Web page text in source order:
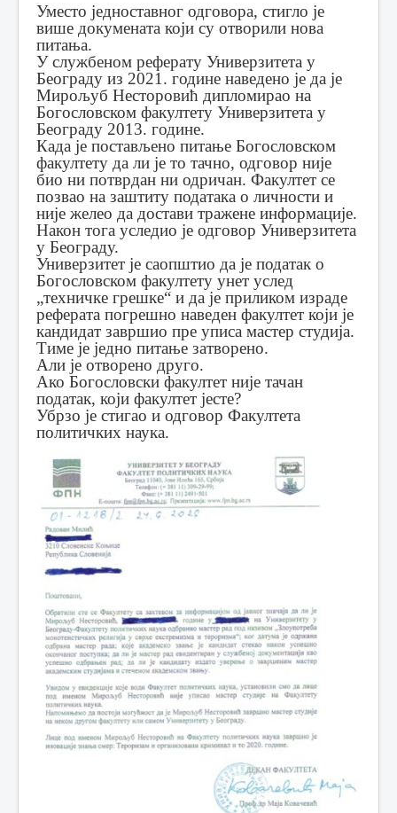
Уместо једноставног одговора, стигло је
више докумената који су отворили нова
питања.
У службеном реферату Универзитета у
Београду из 2021. године наведено је да је
Мирољуб Несторовић дипломирао на
Богословском факултету Универзитета у
Београду 2013. године.
Када је постављено питање Богословском
факултету да ли је то тачно, одговор није
био ни потврдан ни одричан. Факултет се
позвао на заштиту података о личности и
није желео да достави тражене информације.
Након тога уследио је одговор Универзитета
у Београду.
Универзитет је саопштио да је податак о
Богословском факултету унет услед
„техничке грешке“ и да је приликом израде
реферата погрешно наведен факултет који је
кандидат завршио пре уписа мастер студија.
Тиме је једно питање затворено.
Али је отворено друго.
Ако Богословски факултет није тачан
податак, који факултет јесте?
Убрзо је стигао и одговор Факултета
политичких наука.